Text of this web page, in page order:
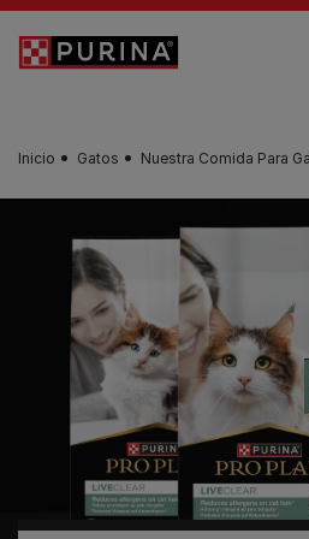
Skip to main content
Inicio Gatos Nuestra Comida Para